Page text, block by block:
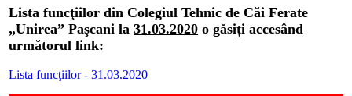
Lista funcţiilor din Colegiul Tehnic de Căi Ferate
„Unirea” Paşcani la 31.03.2020 o găsiți accesând
următorul link:
Lista funcţiilor - 31.03.2020